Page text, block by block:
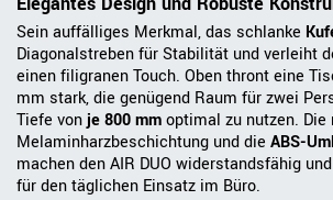
Sein auffälliges Merkmal, das schlanke
Diagonalstreben für Stabilität und verleiht
einen filigranen Touch. Oben thront eine
mm stark, die genügend Raum für zwei
Tiefe vonje 800 mmoptimal zu nutzen. Die
Melaminharzbeschichtung und die ABS-
machen den AIR DUO widerstandsfähig
für den täglichen Einsatz im Büro.